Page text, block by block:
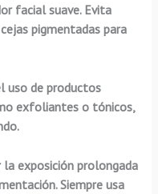
facial suave. Evita
pigmentadas para
uso de productos
exfoliantes o tónicos,
exposición prolongada
Siempre usa